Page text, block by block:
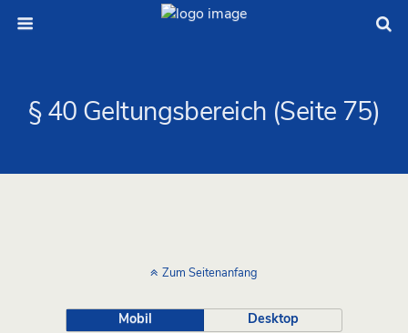
§ 40 Geltungsbereich (Seite 75)
Zum Seitenanfang
Mobil Desktop